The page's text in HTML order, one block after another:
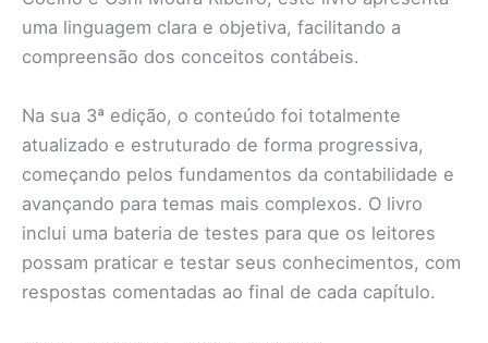
uma linguagem clara e objetiva, facilitando a
compreensão dos conceitos contábeis.
Na sua 3ª edição, o conteúdo foi totalmente
atualizado e estruturado de forma progressiva,
começando pelos fundamentos da contabilidade e
avançando para temas mais complexos. O livro
inclui uma bateria de testes para que os leitores
possam praticar e testar seus conhecimentos, com
respostas comentadas ao final de cada capítulo.